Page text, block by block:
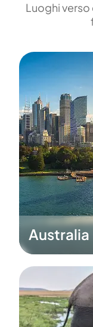
Luoghi
Australia